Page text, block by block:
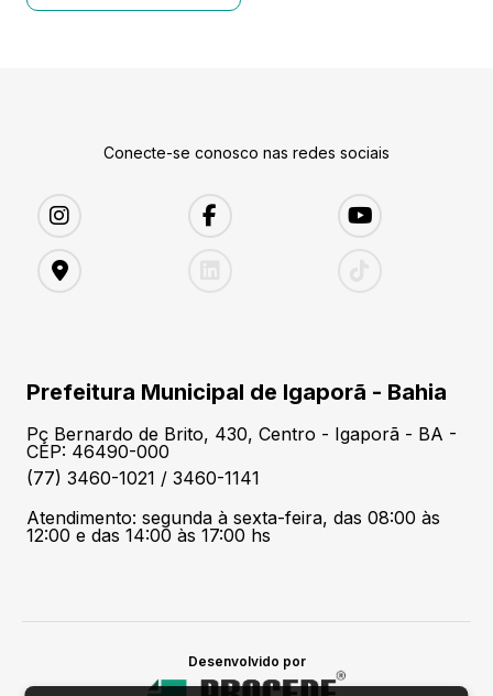
Conecte-se conosco nas redes sociais
Prefeitura Municipal de Igaporã - Bahia
Pç Bernardo de Brito, 430, Centro - Igaporã - BA -
CEP: 46490-000
(77) 3460-1021 / 3460-1141
Atendimento: segunda à sexta-feira, das 08:00 às
12:00 e das 14:00 às 17:00 hs
Desenvolvido por